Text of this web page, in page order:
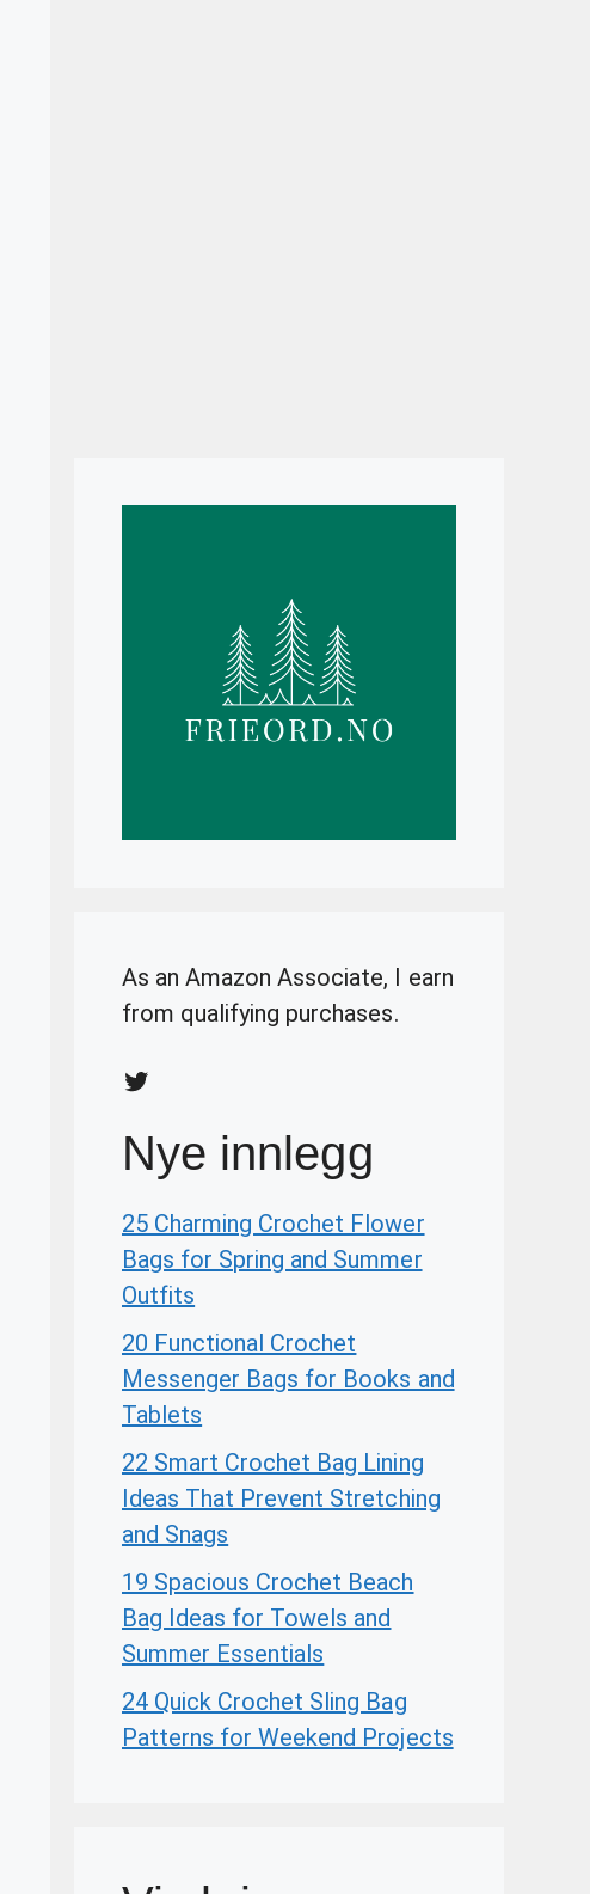
As an Amazon Associate, I earn
from qualifying purchases.
Twitter
Nye innlegg
25 Charming Crochet Flower
Bags for Spring and Summer
Outfits
20 Functional Crochet
Messenger Bags for Books and
Tablets
22 Smart Crochet Bag Lining
Ideas That Prevent Stretching
and Snags
19 Spacious Crochet Beach
Bag Ideas for Towels and
Summer Essentials
24 Quick Crochet Sling Bag
Patterns for Weekend Projects